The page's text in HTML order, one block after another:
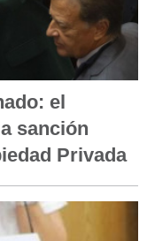
el
sanción
Privada